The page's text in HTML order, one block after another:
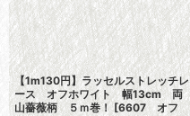
【1m130円】ラッセルストレッチレ
ース オフホワイト 幅13cm 両
山薔薇柄 ５ｍ巻！ [6607 オフ